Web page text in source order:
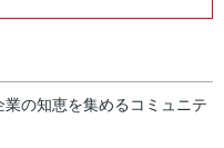
の知恵を集めるコミュニテ